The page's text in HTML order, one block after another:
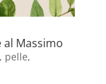
al Massimo
, pelle,